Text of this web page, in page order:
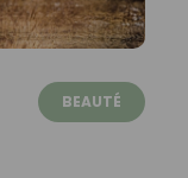
BEAUTÉ